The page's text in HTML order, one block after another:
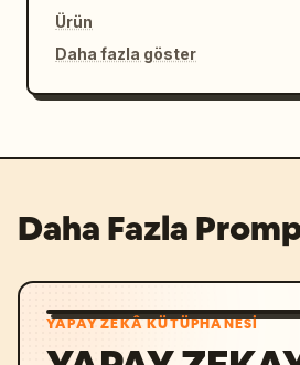
Ürün
Daha fazla göster
Daha Fazla
YAPAY ZEKÂ KÜTÜPHANESI